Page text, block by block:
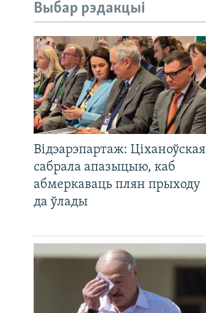
Выбар рэдакцыі
Відэарэпартаж: Ціханоўская
сабрала апазыцыю, каб
абмеркаваць плян прыходу
да ўлады